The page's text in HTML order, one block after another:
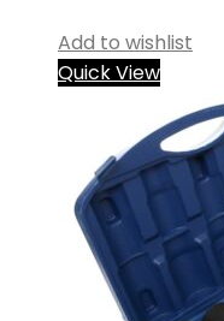
Add to wishlist
Quick View